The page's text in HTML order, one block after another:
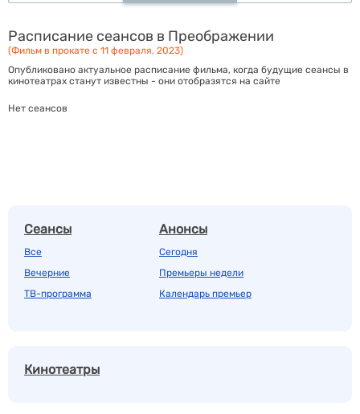
Расписание сеансов в Преображении
(Фильм в прокате с 11 февраля, 2023)
Опубликовано актуальное расписание фильма, когда будущие сеансы в
кинотеатрах станут известны - они отобразятся на сайте
Нет сеансов
Сеансы
Все
Вечерние
ТВ-программа
Анонсы
Сегодня
Премьеры недели
Календарь премьер
Кинотеатры